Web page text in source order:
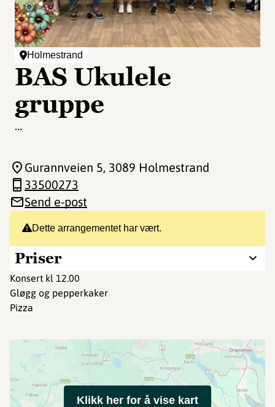
Holmestrand
BAS Ukulele
gruppe
…
Dette arrangementet har vært.
Priser
Konsert kl 12.00
Gløgg og pepperkaker
Pizza
Gurannveien 5, 3089 Holmestrand
33500273
Send e-post
Klikk her for å vise kart